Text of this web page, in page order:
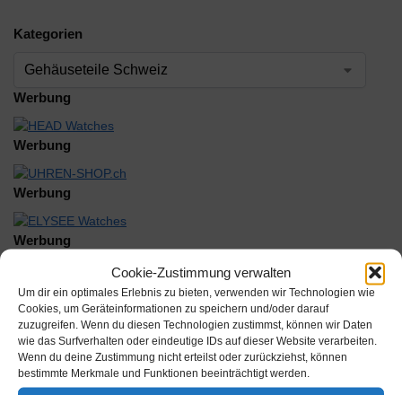
Cookie-Zustimmung verwalten
Um dir ein optimales Erlebnis zu bieten, verwenden wir Technologien wie
Cookies, um Geräteinformationen zu speichern und/oder darauf
zuzugreifen. Wenn du diesen Technologien zustimmst, können wir Daten
wie das Surfverhalten oder eindeutige IDs auf dieser Website verarbeiten.
Wenn du deine Zustimmung nicht erteilst oder zurückziehst, können
bestimmte Merkmale und Funktionen beeinträchtigt werden.
Kategorien
Werbung
Werbung
Werbung
Werbung
Beschreibung